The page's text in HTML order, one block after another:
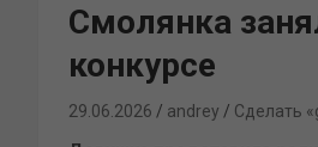
Смолянка
конкурсе
29.06.2026 andrey Сделать